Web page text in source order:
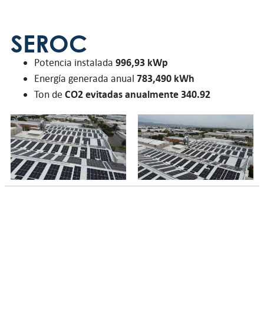
SEROC
Potencia instalada 996,93 kWp
Energía generada anual 783,490 kWh
Ton de CO2 evitadas anualmente 340.92